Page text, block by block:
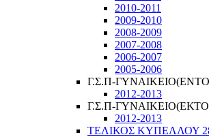
2010-2011
2009-2010
2008-2009
2007-2008
2006-2007
2005-2006
Γ.Σ.Π-
2012-2013
Γ.Σ.Π-
2012-2013
ΤΕΛΙΚΟΣ ΚΥΠΕΛΛΟΥ